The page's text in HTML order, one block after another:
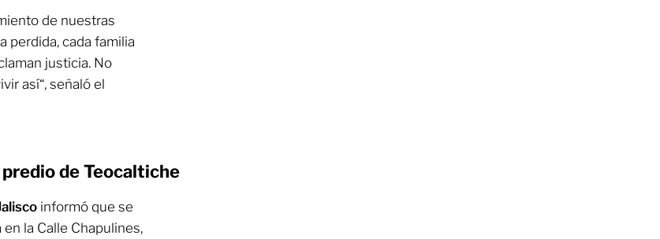
de nuestras
perdida, cada familia
justicia. No
así“, señaló el
de Teocaltiche
informó que se
la Calle Chapulines,